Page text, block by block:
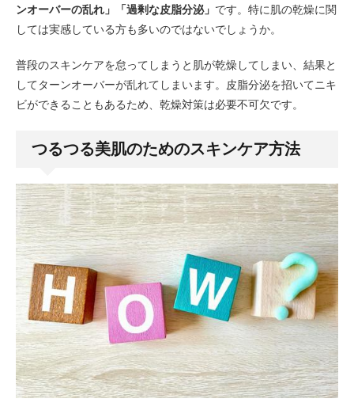
ンオーバーの乱れ」「過剰な皮脂分泌」 です。特に肌の乾燥に関
しては実感している方も多いのではないでしょうか。
普段のスキンケアを怠ってしまうと肌が乾燥してしまい、結果と
してターンオーバーが乱れてしまいます。皮脂分泌を招いてニキ
ビができることもあるため、乾燥対策は必要不可欠です。
つるつる美肌のためのスキンケア方法